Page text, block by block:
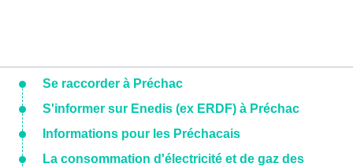
Se raccorder à Préchac
S'informer sur Enedis (ex ERDF) à Préchac
Informations pour les Préchacais
La consommation d'électricité et de gaz des